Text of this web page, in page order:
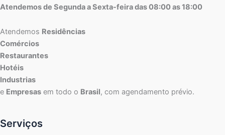
Atendemos de Segunda a Sexta-feira das 08:00 as 18:00
Atendemos Residências
Comércios
Restaurantes
Hotéis
Industrias
e Empresas em todo o Brasil, com agendamento prévio.
Serviços